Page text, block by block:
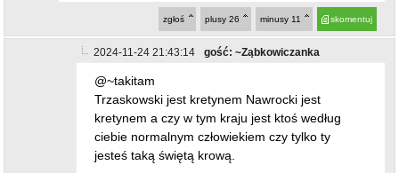
skomentuj
minusy 11
plusy 26
zgłoś
2024-11-24 21:43:14 gość: ~Ząbkowiczanka
@~takitam
Trzaskowski jest kretynem Nawrocki jest
kretynem a czy w tym kraju jest ktoś według
ciebie normalnym człowiekiem czy tylko ty
jesteś taką świętą krową.